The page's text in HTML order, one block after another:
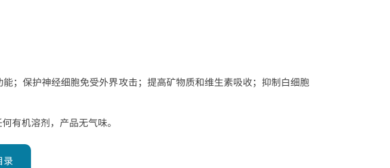
；保护神经细胞免受外界攻击；提高矿物质和维生素吸收；抑制白细胞
有机溶剂，产品无气味。
录